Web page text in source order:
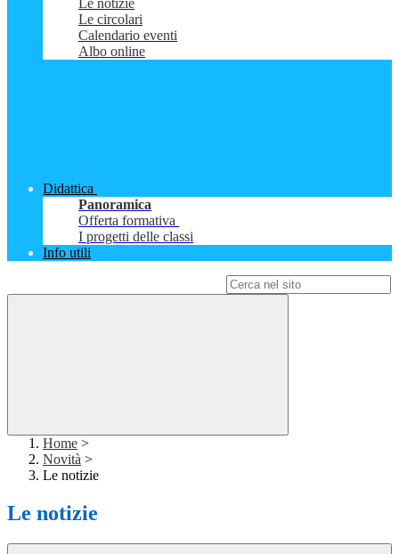
Le notizie
Le circolari
Calendario eventi
Albo online
Didattica
Panoramica
Offerta formativa
I progetti delle classi
Info utili
Home >
Novità >
Le notizie
Le notizie